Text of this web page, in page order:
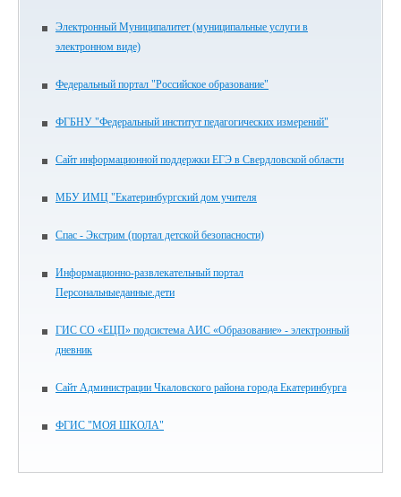
Электронный Муниципалитет (муниципальные услуги в
электронном виде)
Федеральный портал "Российское образование"
ФГБНУ "Федеральный институт педагогических измерений"
Сайт информационной поддержки ЕГЭ в Свердловской области
МБУ ИМЦ "Екатеринбургский дом учителя
Спас - Экстрим (портал детской безопасности)
Информационно-развлекательный портал
Персональныеданные.дети
ГИС СО «ЕЦП» подсистема АИС «Образование» - электронный
дневник
Сайт Администрации Чкаловского района города Екатеринбурга
ФГИС "МОЯ ШКОЛА"